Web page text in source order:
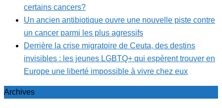
certains cancers?
Un ancien antibiotique ouvre une nouvelle piste contre
un cancer parmi les plus agressifs
Derrière la crise migratoire de Ceuta, des destins
invisibles : les jeunes LGBTQ+ qui espèrent trouver en
Europe une liberté impossible à vivre chez eux
Archives